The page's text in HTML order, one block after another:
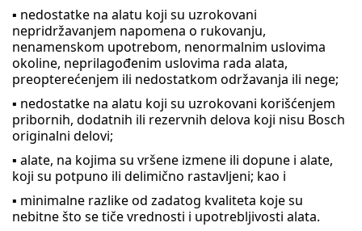
▪ nedostatke na alatu koji su uzrokovani
nepridržavanjem napomena o rukovanju,
nenamenskom upotrebom, nenormalnim uslovima
okoline, neprilagođenim uslovima rada alata,
preopterećenjem ili nedostatkom održavanja ili nege;
▪ nedostatke na alatu koji su uzrokovani korišćenjem
pribornih, dodatnih ili rezervnih delova koji nisu Bosch
originalni delovi;
▪ alate, na kojima su vršene izmene ili dopune i alate,
koji su potpuno ili delimično rastavljeni; kao i
▪ minimalne razlike od zadatog kvaliteta koje su
nebitne što se tiče vrednosti i upotrebljivosti alata.